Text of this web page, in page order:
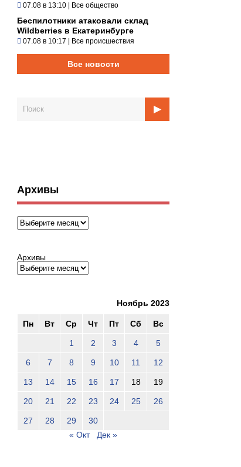
07.08 в 13:10 | Все общество
Беспилотники атаковали склад
Wildberries в Екатеринбурге
07.08 в 10:17 | Все происшествия
Все новости
Архивы
Архивы
Архивы
Ноябрь 2023
Пн Вт Ср Чт Пт Сб Вс
1 2 3 4 5
6 7 8 9 10 11 12
13 14 15 16 17 18 19
20 21 22 23 24 25 26
27 28 29
30
« Окт
Дек »